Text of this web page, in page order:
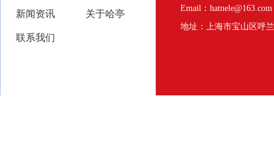
新闻资讯 关于哈亭
联系我们
Email：hatnele@163.com
地址：上海市宝山区呼